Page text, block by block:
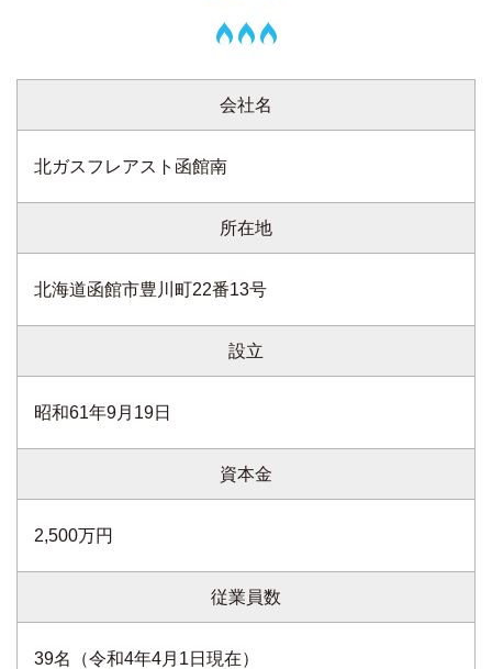
会社名
北ガスフレアスト函館南
所在地
北海道函館市豊川町22番13号
設立
昭和61年9月19日
資本金
2,500万円
従業員数
39名（令和4年4月1日現在）